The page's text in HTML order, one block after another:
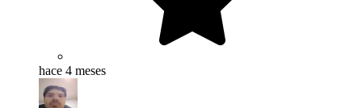
hace 4 meses